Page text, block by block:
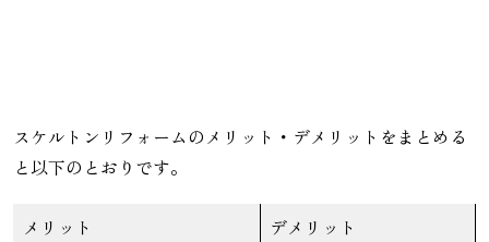
スケルトンリフォームのメリット・デメリットをまとめる
と以下のとおりです。
メリット
デメリット